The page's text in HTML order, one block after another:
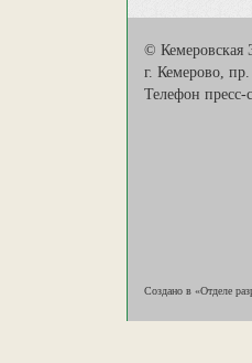
© Кемеровская
г. Кемерово,
Телефон
Создано в «Отделе